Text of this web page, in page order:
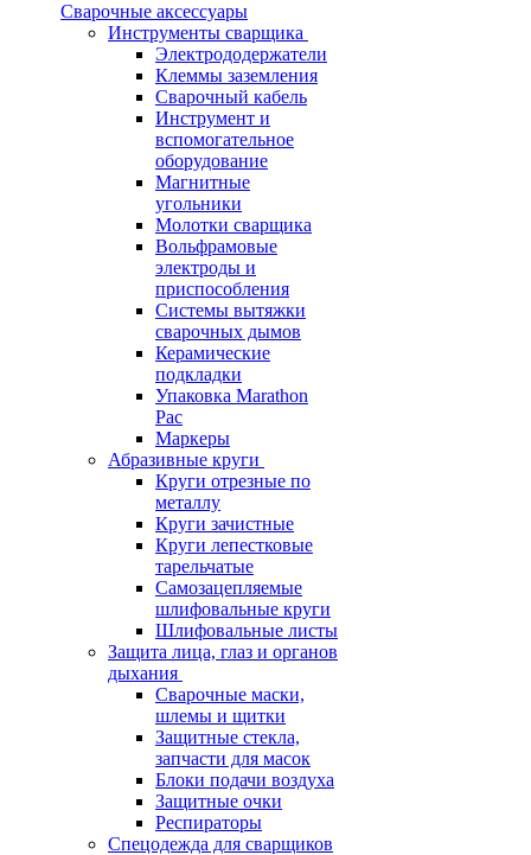
Сварочные аксессуары
Инструменты сварщика
Электрододержатели
Клеммы заземления
Сварочный кабель
Инструмент и
вспомогательное
оборудование
Магнитные
угольники
Молотки сварщика
Вольфрамовые
электроды и
приспособления
Системы вытяжки
сварочных дымов
Керамические
подкладки
Упаковка Marathon
Pac
Маркеры
Абразивные круги
Круги отрезные по
металлу
Круги зачистные
Круги лепестковые
тарельчатые
Самозацепляемые
шлифовальные круги
Шлифовальные листы
Защита лица, глаз и органов
дыхания
Сварочные маски,
шлемы и щитки
Защитные стекла,
запчасти для масок
Блоки подачи воздуха
Защитные очки
Респираторы
Спецодежда для сварщиков